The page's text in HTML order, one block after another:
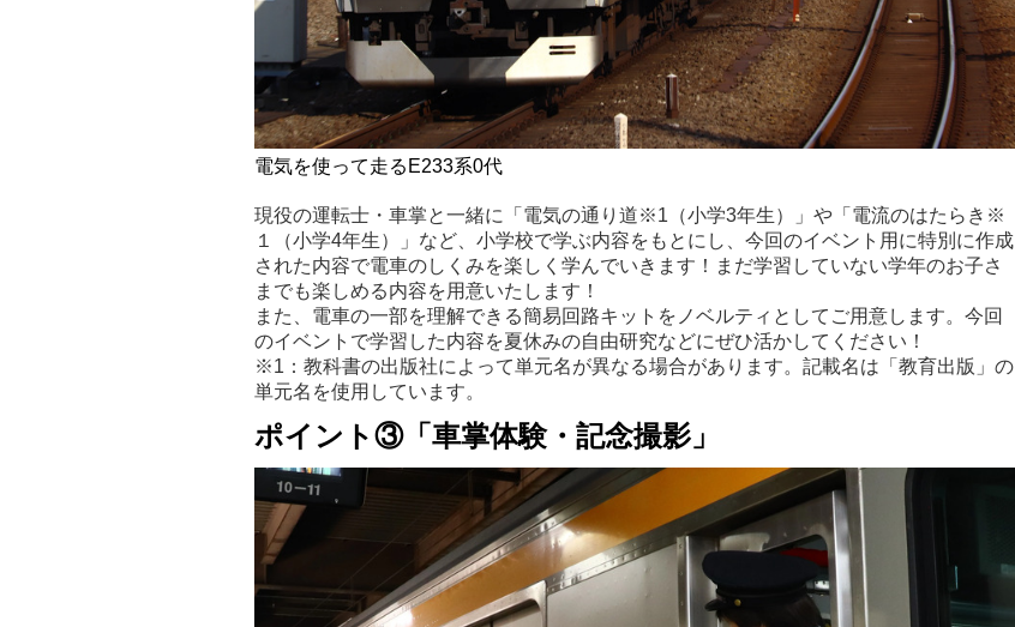
電気を使って走るE233系0代
現役の運転士・車掌と一緒に「電気の通り道※1（小学3年生）」や「電流のはたらき※
１（小学4年生）」など、小学校で学ぶ内容をもとにし、今回のイベント用に特別に作成
された内容で電車のしくみを楽しく学んでいきます！まだ学習していない学年のお子さ
までも楽しめる内容を用意いたします！
また、電車の一部を理解できる簡易回路キットをノベルティとしてご用意します。今回
のイベントで学習した内容を夏休みの自由研究などにぜひ活かしてください！
※1：教科書の出版社によって単元名が異なる場合があります。記載名は「教育出版」の
単元名を使用しています。
ポイント③「車掌体験・記念撮影」